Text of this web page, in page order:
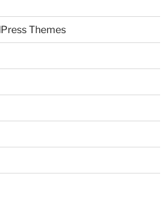
Themes